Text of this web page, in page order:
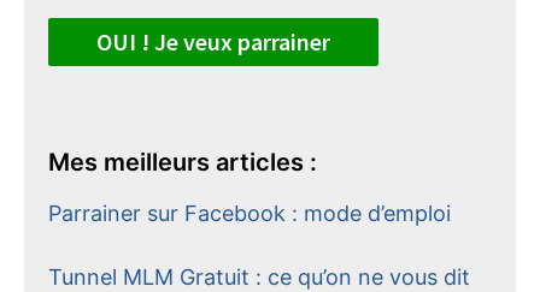
OUI ! Je veux parrainer
Mes meilleurs articles :
Parrainer sur Facebook : mode d’emploi
Tunnel MLM Gratuit : ce qu’on ne vous dit